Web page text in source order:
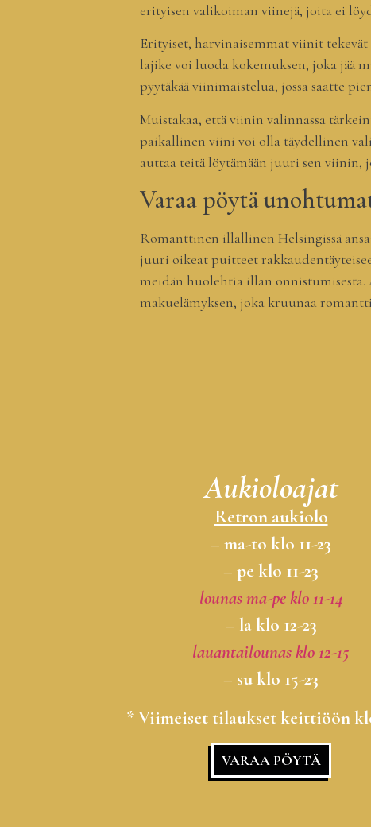
erityisen valikoiman viinejä, joita ei
Erityiset, harvinaisemmat viinit
lajike voi luoda kokemuksen, joka jää
pyytäkää viinimaistelua, jossa saatte
Muistakaa, että viinin valinnassa
paikallinen viini voi olla täydellinen
auttaa teitä löytämään juuri sen viinin,
Varaa pöytä
Romanttinen illallinen Helsingissä
juuri oikeat puitteet
meidän huolehtia illan
makuelämyksen, joka kruunaa
Aukioloajat
Retron aukiolo
– ma-to klo 11-23
– pe klo 11-23
lounas ma-pe klo 11-14
– la klo 12-23
lauantailounas klo 12-15
– su klo 15-23
* Viimeiset tilaukset keittiöön
VARAA PÖYTÄ